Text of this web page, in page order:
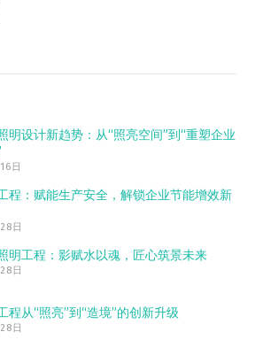
明设计新趋势：从“照亮空间”到“重塑企业
日
程：赋能生产安全，解锁企业节能增效新
日
明工程：影赋水以魂，匠心筑景未来
日
程从“照亮”到“造境”的创新升级
日